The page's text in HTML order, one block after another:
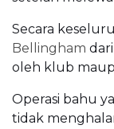
Secara
Bellingham
oleh klub
Operasi bahu
tidak